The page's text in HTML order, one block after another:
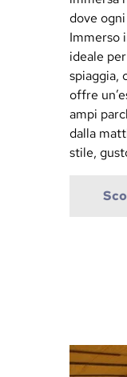
dove
Immerso
ideale
spiaggia,
offre
ampi
dalla
stile,